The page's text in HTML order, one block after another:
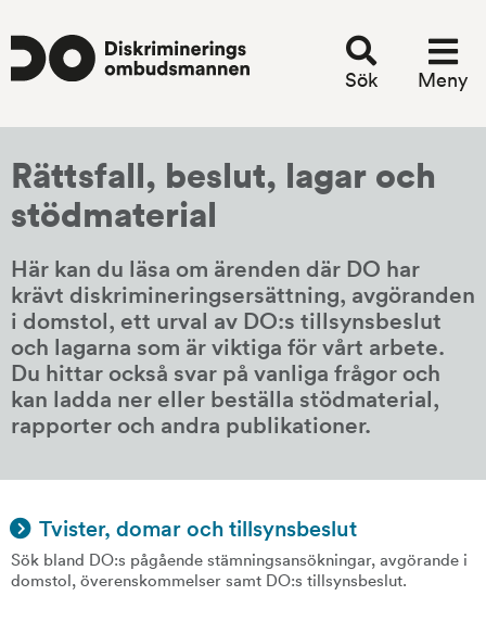
Sök Meny
Rättsfall, beslut, lagar och
stödmaterial
Här kan du läsa om ärenden där DO har
krävt diskriminerings­ersättning, avgöranden
i domstol, ett urval av DO:s tillsynsbeslut
och lagarna som är viktiga för vårt arbete.
Du hittar också svar på vanliga frågor och
kan ladda ner eller beställa stödmaterial,
rapporter och andra publikationer.
Tvister, domar och tillsynsbeslut
Sök bland DO:s pågående stämningsansökningar, avgörande i
domstol, överenskommelser samt DO:s tillsynsbeslut.